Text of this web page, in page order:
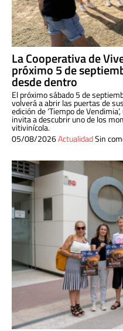
La Cooperativa de
próximo 5 de
desde dentro
El próximo sábado 5 de
volverá a abrir las puertas de
edición de ‘Tiempo de
invita a descubrir uno de los
vitivinícola.
05/08/2026ActualidadSin